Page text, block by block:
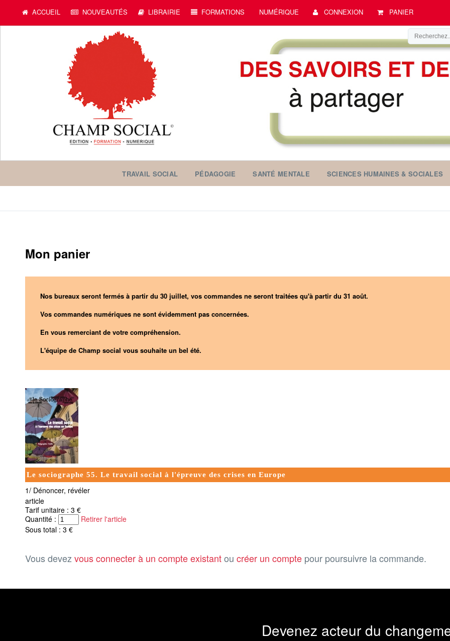
ACCUEIL NOUVEAUTÉS LIBRAIRIE FORMATIONS NUMÉRIQUE CONNEXION PANIER
TRAVAIL SOCIAL PÉDAGOGIE SANTÉ MENTALE SCIENCES HUMAINES & SOCIALES
Mon panier
Nos bureaux seront fermés à partir du 30 juillet, vos commandes ne seront traitées qu'à partir du 31 août.
Vos commandes numériques ne sont évidemment pas concernées.
En vous remerciant de votre compréhension.
L'équipe de Champ social vous souhaite un bel été.
Le sociographe 55. Le travail social à l'épreuve des crises en Europe
1/ Dénoncer, révéler
article
Tarif unitaire : 3 €
Quantité :
Retirer l'article
Sous total : 3 €
Vous devezvous connecter à un compte existantou créer un compte pour poursuivre la commande.
Devenez acteur du